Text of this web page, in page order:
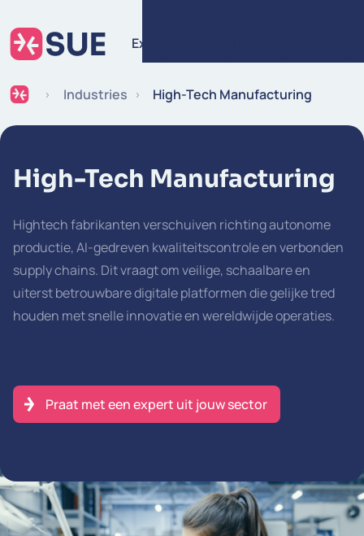
Expertise
Industries High-Tech Manufacturing
High-Tech Manufacturing
Hightech fabrikanten verschuiven richting autonome
productie, AI-gedreven kwaliteitscontrole en verbonden
supply chains. Dit vraagt om veilige, schaalbare en
uiterst betrouwbare digitale platformen die gelijke tred
houden met snelle innovatie en wereldwijde operaties.
Praat met een expert uit jouw sector